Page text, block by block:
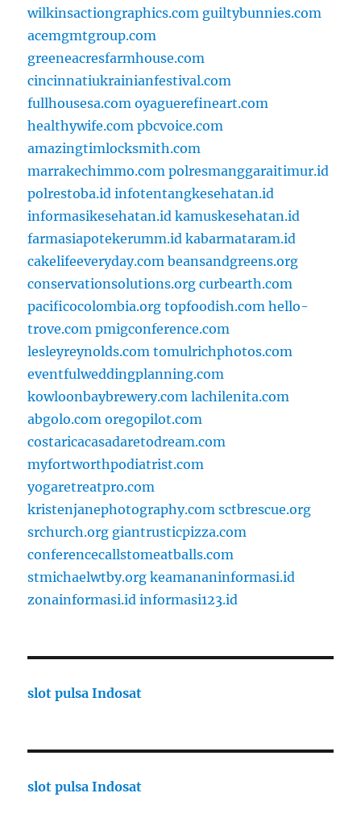
wilkinsactiongraphics.com guiltybunnies.com
acemgmtgroup.com
greeneacresfarmhouse.com
cincinnatiukrainianfestival.com
fullhousesa.com oyaguerefineart.com
healthywife.com pbcvoice.com
amazingtimlocksmith.com
marrakechimmo.com polresmanggaraitimur.id
polrestoba.id infotentangkesehatan.id
informasikesehatan.id kamuskesehatan.id
farmasiapotekerumm.id kabarmataram.id
cakelifeeveryday.com beansandgreens.org
conservationsolutions.org curbearth.com
pacificocolombia.org topfoodish.com hello-
trove.com pmigconference.com
lesleyreynolds.com tomulrichphotos.com
eventfulweddingplanning.com
kowloonbaybrewery.com lachilenita.com
abgolo.com oregopilot.com
costaricacasadaretodream.com
myfortworthpodiatrist.com
yogaretreatpro.com
kristenjanephotography.com sctbrescue.org
srchurch.org giantrusticpizza.com
conferencecallstomeatballs.com
stmichaelwtby.org keamananinformasi.id
zonainformasi.id informasi123.id
slot pulsa Indosat
slot pulsa Indosat